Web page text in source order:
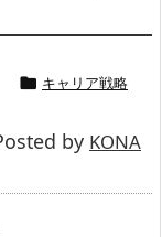
 キャリア戦略
by KONA